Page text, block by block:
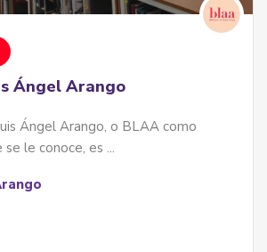
Ángel Arango
Ángel Arango, o BLAA como
le conoce, es ...